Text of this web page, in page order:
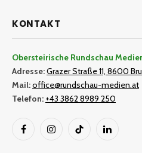
KONTAKT
Obersteirische Rundschau
Adresse:Grazer Straße 11, 8600
Mail:office@rundschau-medien.at
Telefon: +43 3862 8989 250
FacebookInstagramTikTok LinkedIn